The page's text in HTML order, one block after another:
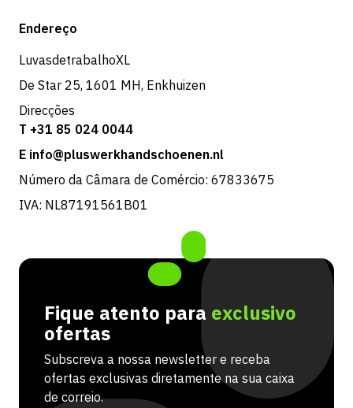
Devoluções e serviço
Loja
Endereço
LuvasdetrabalhoXL
De Star 25, 1601 MH, Enkhuizen
Direcções
T +31 85 024 0044
E info@pluswerkhandschoenen.nl
Número da Câmara de Comércio: 67833675
IVA: NL87191561B01
Fique atento para exclusivo
ofertas
Subscreva a nossa newsletter e receba
ofertas exclusivas diretamente na sua caixa
de correio.